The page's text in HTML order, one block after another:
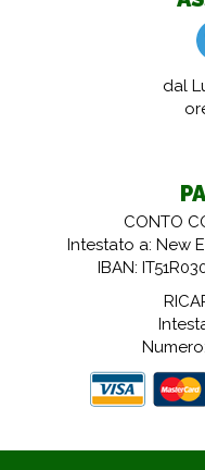
dal
CONTO
Intestato a: New
IBAN: